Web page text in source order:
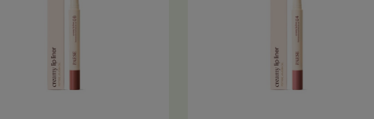
irritatie en
het microbioom van
en de huidtextuur te verbeteren.